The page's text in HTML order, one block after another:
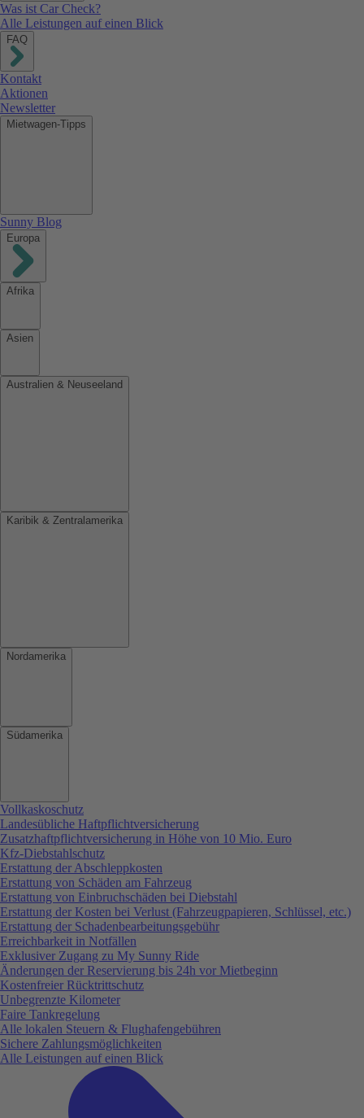
Was ist Car Check?
Alle Leistungen auf einen Blick
FAQ
Kontakt
Aktionen
Newsletter
Mietwagen-Tipps
Sunny Blog
Europa
Afrika
Asien
Australien & Neuseeland
Karibik & Zentralamerika
Nordamerika
Südamerika
Vollkaskoschutz
Landesübliche Haftpflichtversicherung
Zusatzhaftpflichtversicherung in Höhe von 10 Mio. Euro
Kfz-Diebstahlschutz
Erstattung der Abschleppkosten
Erstattung von Schäden am Fahrzeug
Erstattung von Einbruchschäden bei Diebstahl
Erstattung der Kosten bei Verlust (Fahrzeugpapieren, Schlüssel, etc.)
Erstattung der Schadenbearbeitungsgebühr
Erreichbarkeit in Notfällen
Exklusiver Zugang zu My Sunny Ride
Änderungen der Reservierung bis 24h vor Mietbeginn
Kostenfreier Rücktrittschutz
Unbegrenzte Kilometer
Faire Tankregelung
Alle lokalen Steuern & Flughafengebühren
Sichere Zahlungsmöglichkeiten
Alle Leistungen auf einen Blick